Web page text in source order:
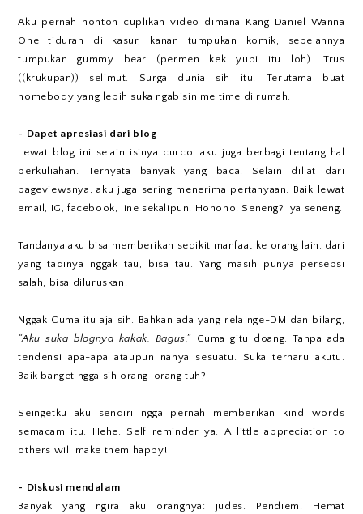
Aku pernah nonton cuplikan video dimana Kang Daniel Wanna
One tiduran di kasur, kanan tumpukan komik, sebelahnya
tumpukan gummy bear (permen kek yupi itu loh). Trus
((krukupan)) selimut. Surga dunia sih itu. Terutama buat
homebody yang lebih suka ngabisin me time di rumah.
- Dapet apresiasi dari blog
Lewat blog ini selain isinya curcol aku juga berbagi tentang hal
perkuliahan. Ternyata banyak yang baca. Selain diliat dari
pageviewsnya, aku juga sering menerima pertanyaan. Baik lewat
email, IG, facebook, line sekalipun. Hohoho. Seneng? Iya seneng.
Tandanya aku bisa memberikan sedikit manfaat ke orang lain. dari
yang tadinya nggak tau, bisa tau. Yang masih punya persepsi
salah, bisa diluruskan.
Nggak Cuma itu aja sih. Bahkan ada yang rela nge-DM dan bilang,
“Aku suka blognya kakak. Bagus.” Cuma gitu doang. Tanpa ada
tendensi apa-apa ataupun nanya sesuatu. Suka terharu akutu.
Baik banget ngga sih orang-orang tuh?
Seingetku aku sendiri ngga pernah memberikan kind words
semacam itu. Hehe. Self reminder ya. A little appreciation to
others will make them happy!
- Diskusi mendalam
Banyak yang ngira aku orangnya: judes. Pendiem. Hemat